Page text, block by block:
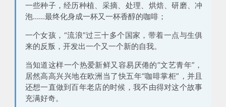
一些种子，经历种植、采摘、处理、烘焙、研磨、冲
泡......最终化身成一杯又一杯香醇的咖啡；
一个女孩，“流浪”过三十多个国家，带着一点与生俱
来的反叛，开发出一个又一个新的自我。
当知道这样一个热爱新鲜又容易厌倦的“文艺青年”，
居然高高兴兴地在欧洲当了快五年“咖啡掌柜”，并且
还想一直做到百年老店的时候，我不由得对这个故事
充满好奇。